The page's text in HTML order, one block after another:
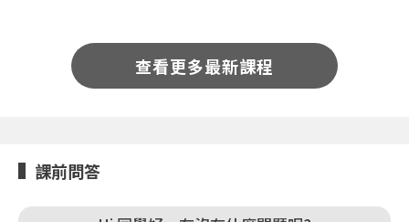
重設密碼
查看更多最新課程
課前問答